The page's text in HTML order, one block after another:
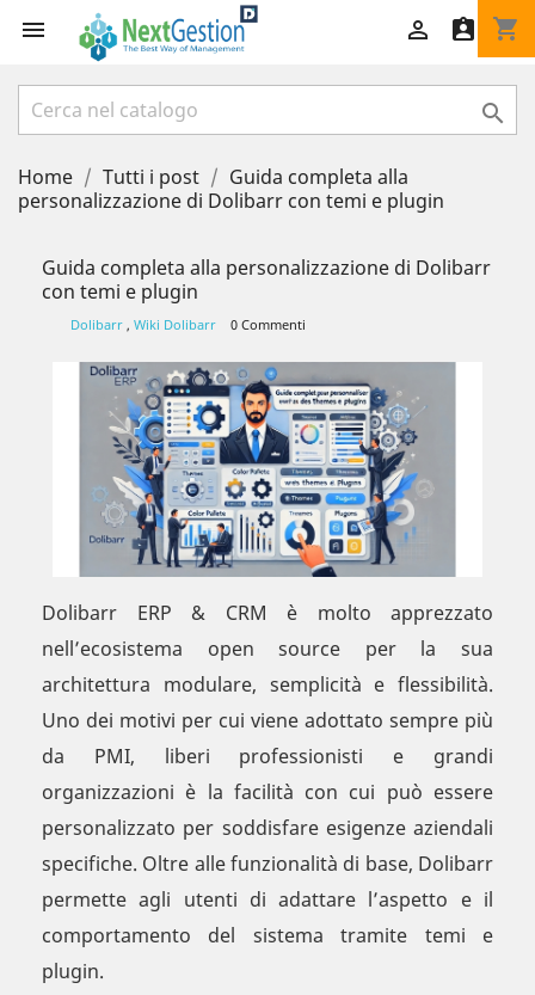
 shopping_cart
 

Home Tutti i post
Guida completa alla
personalizzazione di Dolibarr con temi e plugin
Guida completa alla personalizzazione di Dolibarr
con temi e plugin
Dolibarr , Wiki Dolibarr 0 Commenti
Dolibarr ERP & CRM è molto apprezzato
nell’ecosistema open source per la sua
architettura modulare, semplicità e flessibilità.
Uno dei motivi per cui viene adottato sempre più
da PMI, liberi professionisti e grandi
organizzazioni è la facilità con cui può essere
personalizzato per soddisfare esigenze aziendali
specifiche. Oltre alle funzionalità di base, Dolibarr
permette agli utenti di adattare l’aspetto e il
comportamento del sistema tramite temi e
plugin.